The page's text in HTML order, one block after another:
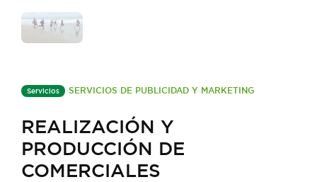
Servicios SERVICIOS DE PUBLICIDAD Y MARKETING
REALIZACIÓN Y
PRODUCCIÓN DE
COMERCIALES